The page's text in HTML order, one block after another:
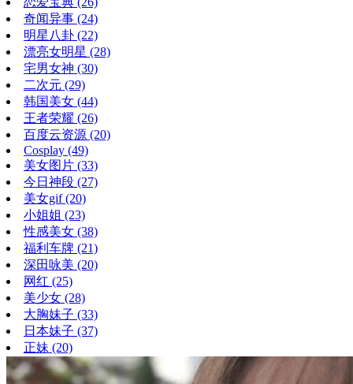
奇闻异事 (24)
明星八卦 (22)
漂亮女明星 (28)
宅男女神 (30)
二次元 (29)
韩国美女 (44)
王者荣耀 (26)
百度云资源 (20)
Cosplay (49)
美女图片 (33)
今日神段 (27)
美女gif(20)
小姐姐 (23)
性感美女 (38)
福利车牌 (21)
深田咏美 (20)
网红 (25)
美少女 (28)
大胸妹子 (33)
日本妹子 (37)
正妹 (20)